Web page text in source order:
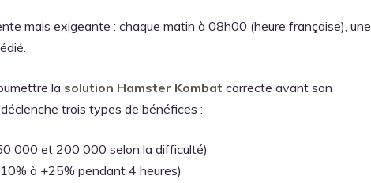
mais exigeante : chaque matin à 08h00 (heure française), une
la solution Hamster Kombat correcte avant son
trois types de bénéfices :
000 et 200 000 selon la difficulté)
à +25% pendant 4 heures)